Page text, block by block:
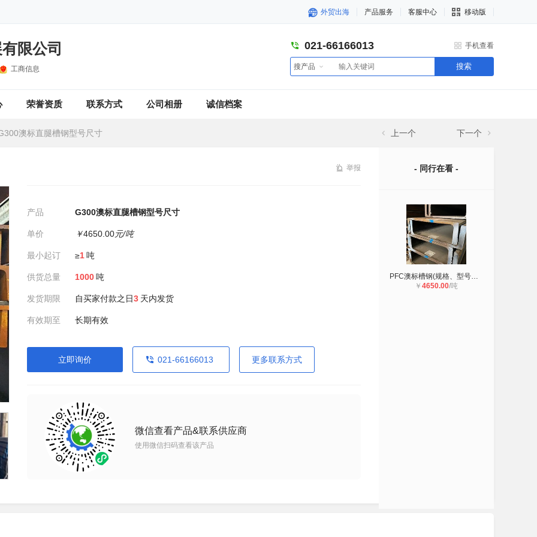
外贸出海 产品服务 客服中心 移动版
限公司
工商信息
021-66166013 手机查看
搜产品 搜索
荣誉资质 联系方式 公司相册 诚信档案
澳标直腿槽钢型号尺寸 上一个 下一个
举报
产品 G300澳标直腿槽钢型号尺寸
单价 ￥4650.00元/吨
最小起订 ≥1吨
供货总量 1000吨
发货期限 自买家付款之日3 天内发货
有效期至 长期有效
立即询价 021-66166013 更多联系方式
微信查看产品&联系供应商
使用微信扫码查看该产品
- 同行在看 -
PFC澳标槽钢(规格、型号、材质)标准
￥ 4650.00/吨